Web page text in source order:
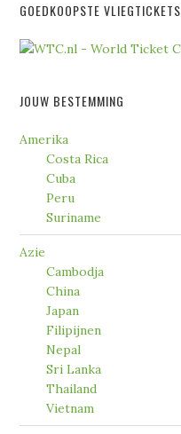
GOEDKOOPSTE VLIEGTICKETS
JOUW BESTEMMING
Amerika
Costa Rica
Cuba
Peru
Suriname
Azie
Cambodja
China
Japan
Filipijnen
Nepal
Sri Lanka
Thailand
Vietnam